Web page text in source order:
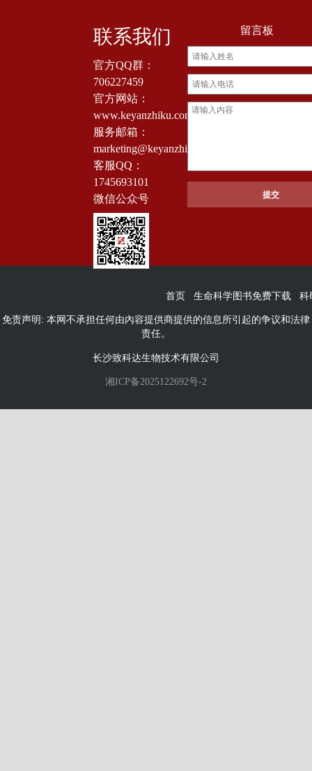
联系我们
官方QQ群：
706227459
官方网站：
www.keyanzhiku.com
服务邮箱：
marketing@keyanzhiku.com
客服QQ：
1745693101
微信公众号
留言板
首页 生命科学图书免费下载 科
免责声明: 本网不承担任何由內容提供商提供的信息所引起的争议和法律
责任。
长沙致科达生物技术有限公司
湘ICP备2025122692号-2